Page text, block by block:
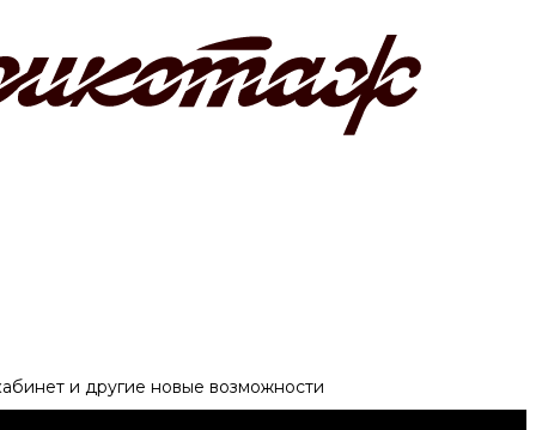
и другие новые возможности